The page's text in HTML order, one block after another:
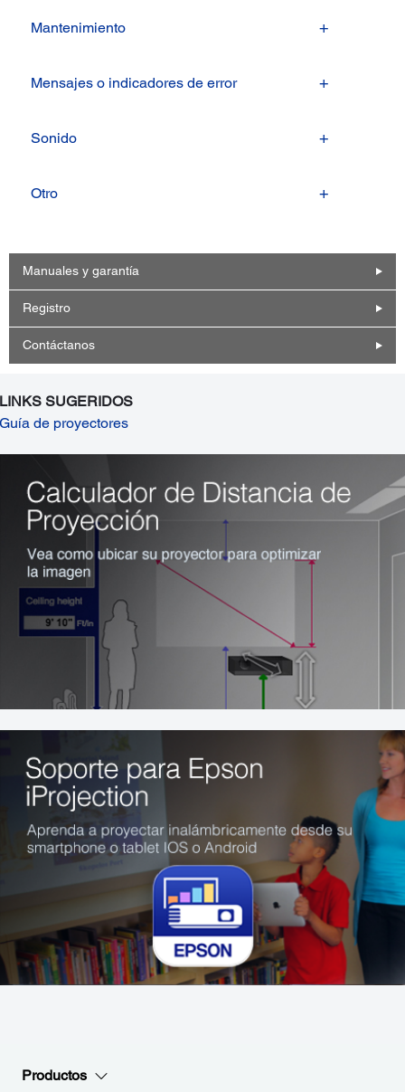
Mantenimiento
Mensajes o indicadores de error
Sonido
Otro
Manuales y garantía
Registro
Contáctanos
LINKS SUGERIDOS
Guía de proyectores
Productos